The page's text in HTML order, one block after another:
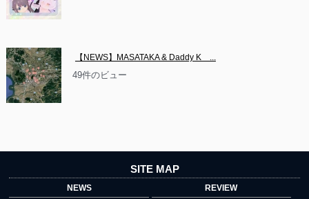
【NEWS】MASATAKA & Daddy K　...
49件のビュー
SITE MAP
NEWS REVIEW